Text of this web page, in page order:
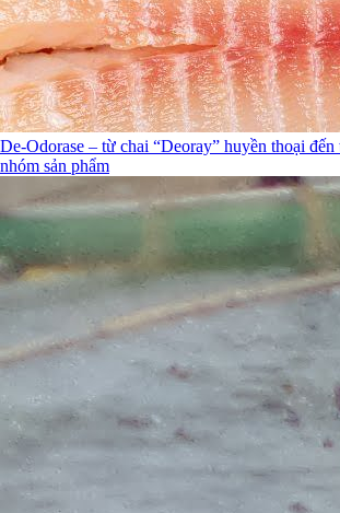
De-Odorase – từ chai “Deoray” huyền thoại đến
nhóm sản phẩm